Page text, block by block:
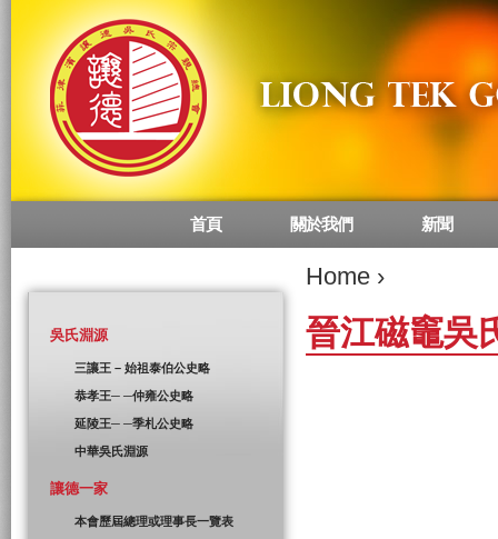
Home ›
晉江磁竈吳
首頁 關於我們 新聞
吳氏淵源
三讓王 – 始祖泰伯公史略
恭孝王─ ─仲雍公史略
延陵王─ ─季札公史略
中華吳氏淵源
讓德一家
本會歷屆總理或理事長一覽表